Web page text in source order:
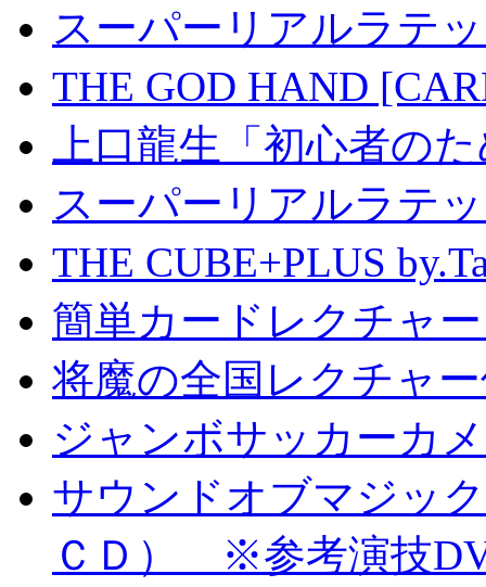
スーパーリアルラテ
THE GOD HAND
上口龍生「初心者の
スーパーリアルラテ
THE CUBE+PLUS
簡単カードレクチャ
将魔の全国レクチャ
ジャンボサッカーカ
サウンドオブマジッ
ＣＤ） ※参考演技